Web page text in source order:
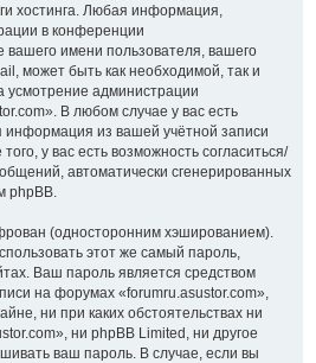
хостинга. Любая информация,
в конференции
вашего имени пользователя, вашего
может быть как необходимой, так и
усмотрение администрации
В любом случае у вас есть
информация из вашей учётной записи
у вас есть возможность согласиться/
автоматически сгенерированных
phpBB.
(односторонним хэшированием).
этот же самый пароль,
Ваш пароль является средством
на форумах «forumru.asustor.com»,
ни при каких обстоятельствах ни
ни phpBB Limited, ни другое
ваш пароль. В случае, если вы